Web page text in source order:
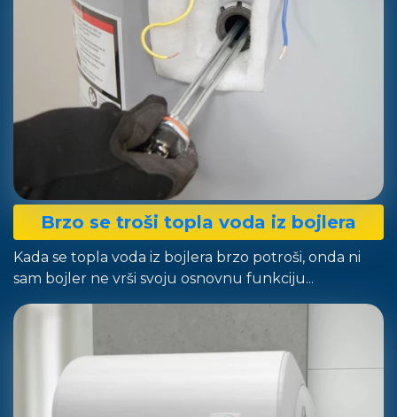
Brzo se troši topla voda iz bojlera
Kada se topla voda iz bojlera brzo potroši, onda ni
sam bojler ne vrši svoju osnovnu funkciju...